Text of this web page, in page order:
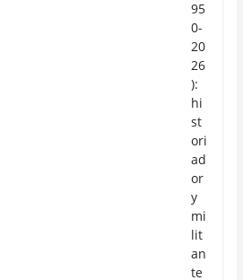
95
0-
20
26
):
hi
st
ori
ad
or
y
mi
lit
an
te